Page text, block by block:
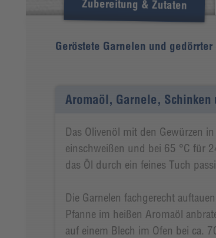
Zubereitung & Zutaten
Geröstete Garnelen und
Aromaöl, Garnele, Schinken
Das Olivenöl mit den Gewürzen
einschweißen und bei 65 °C für
das Öl durch ein feines Tuch
Die Garnelen fachgerecht
Pfanne im heißen Aromaöl
auf einem Blech im Ofen bei ca.